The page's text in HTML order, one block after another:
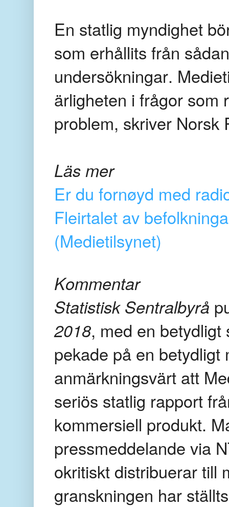
En statlig myndighet
som erhållits från
undersökningar.
ärligheten i frågor som
problem, skriver Norsk
Läs mer
Er du fornøyd med
Fleirtalet av
(Medietilsynet)
Kommentar
Statistisk Sentralbyrå
2018, med en
pekade på en betydligt
anmärkningsvärt att
seriös statlig rapport
kommersiell produkt.
pressmeddelande via
okritiskt distribuerar till
granskningen har